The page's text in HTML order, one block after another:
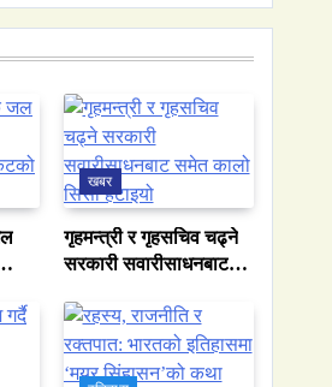
खबर
गृहमन्त्री र गृहसचिव चढ्ने
सरकारी सवारीसाधनबाट